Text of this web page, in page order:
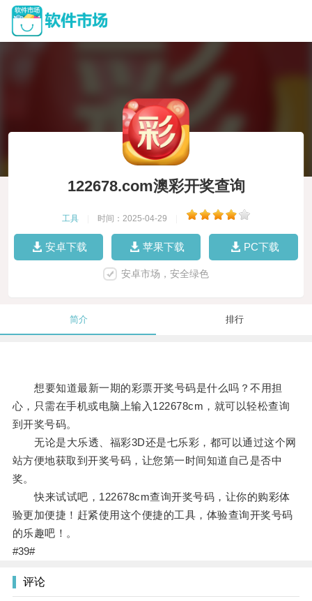
122678.com澳彩开奖查询
工具 时间：2025-04-29
安卓下载 苹果下载 PC下载
安卓市场，安全绿色
简介 排行
想要知道最新一期的彩票开奖号码是什么吗？不用担
心，只需在手机或电脑上输入122678cm，就可以轻松查询
到开奖号码。
无论是大乐透、福彩3D还是七乐彩，都可以通过这个网
站方便地获取到开奖号码，让您第一时间知道自己是否中
奖。
快来试试吧，122678cm查询开奖号码，让你的购彩体
验更加便捷！赶紧使用这个便捷的工具，体验查询开奖号码
的乐趣吧！。
#39#
评论